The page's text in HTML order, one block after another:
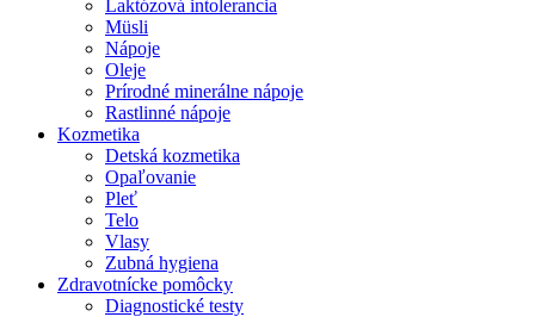
Laktózová intolerancia
Müsli
Nápoje
Oleje
Prírodné minerálne nápoje
Rastlinné nápoje
Kozmetika
Detská kozmetika
Opaľovanie
Pleť
Telo
Vlasy
Zubná hygiena
Zdravotnícke pomôcky
Diagnostické testy